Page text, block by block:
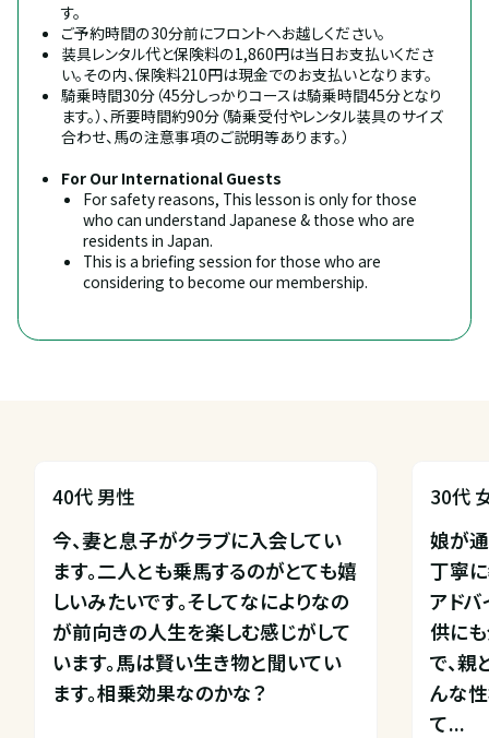
す。
ご予約時間の30分前にフロントへお越しください。
装具レンタル代と保険料の1,860円は当日お支払いくださ
い。その内、保険料210円は現金でのお支払いとなります。
騎乗時間30分（45分しっかりコースは騎乗時間45分となり
ます。）、所要時間約90分（騎乗受付やレンタル装具のサイズ
合わせ、馬の注意事項のご説明等あります。）
For Our International Guests
For safety reasons, This lesson is only for those
who can understand Japanese & those who are
residents in Japan.
This is a briefing session for those who are
considering to become our membership.
40代 男性
今、妻と息子がクラブに入会してい
ます。二人とも乗馬するのがとても嬉
しいみたいです。そしてなによりなの
が前向きの人生を楽しむ感じがして
います。馬は賢い生き物と聞いてい
ます。相乗効果なのかな？
30代
娘が
丁寧
アド
供に
で、親
んな
て...